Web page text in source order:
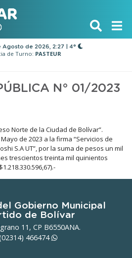
de 2026, 2:27 | 4°
de Turno: PASTEUR
N° 01/2023
Norte de la Ciudad de Bolívar”.
de 2023 a la firma “Servicios de
S.A UT”, por la suma de pesos un mil
trescientos treinta mil quinientos
Gobierno Municipal
de Bolívar
11, CP B6550ANA.
466474